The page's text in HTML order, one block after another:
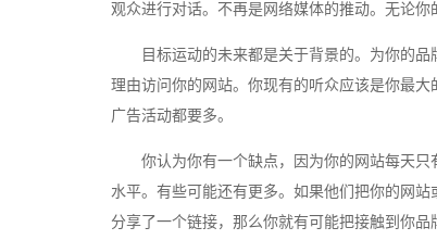
观众进行对话。不再是网络媒体的推动。无论
目标运动的未来都是关于背景的。为你的品
理由访问你的网站。你现有的听众应该是你最
广告活动都要多。
你认为你有一个缺点，因为你的网站每天只
水平。有些可能还有更多。如果他们把你的网
分享了一个链接，那么你就有可能把接触到你